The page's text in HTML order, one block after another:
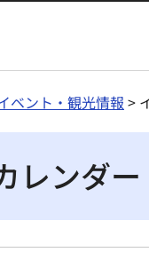
ベント・観光情報 >
レンダー